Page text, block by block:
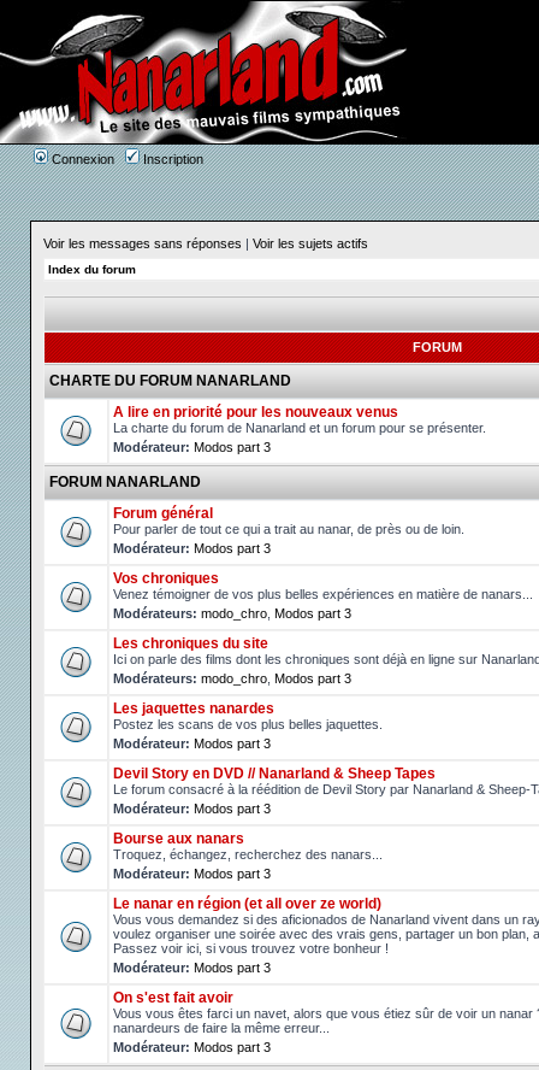
Connexion Inscription
Voir les messages sans réponses | Voir les sujets actifs
Index du forum
FORUM
CHARTE DU FORUM NANARLAND
A lire en priorité pour les nouveaux venus
La charte du forum de Nanarland et un forum pour se présenter.
Modérateur: Modos part 3
FORUM NANARLAND
Forum général
Pour parler de tout ce qui a trait au nanar, de près ou de loin.
Modérateur: Modos part 3
Vos chroniques
Venez témoigner de vos plus belles expériences en matière de nanars...
Modérateurs: modo_chro Modos part 3
Les chroniques du site
Ici on parle des films dont les chroniques sont déjà en ligne sur
Modérateurs: modo_chro Modos part 3
Les jaquettes nanardes
Postez les scans de vos plus belles jaquettes.
Modérateur: Modos part 3
Devil Story en DVD // Nanarland & Sheep Tapes
Le forum consacré à la réédition de Devil Story par Nanarland & Sheep-
Modérateur: Modos part 3
Bourse aux nanars
Troquez, échangez, recherchez des nanars...
Modérateur: Modos part 3
Le nanar en région (et all over ze world)
Vous vous demandez si des aficionados de Nanarland vivent dans un
voulez organiser une soirée avec des vrais gens, partager un bon plan,
Passez voir ici, si vous trouvez votre bonheur !
Modérateur: Modos part 3
On s'est fait avoir
Vous vous êtes farci un navet, alors que vous étiez sûr de voir un
nanardeurs de faire la même erreur...
Modérateur: Modos part 3